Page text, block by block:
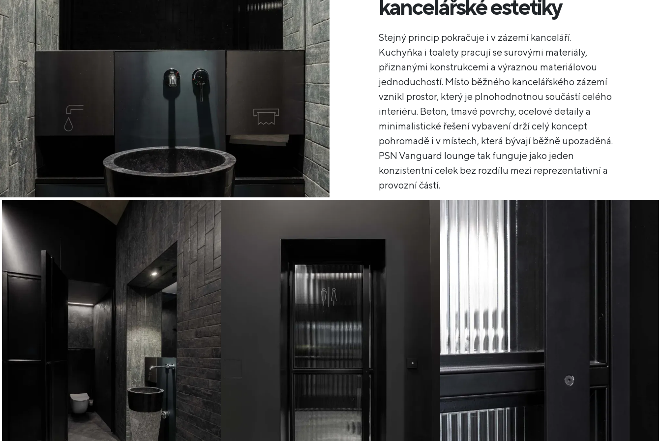
kancelářské estetiky
Stejný princip pokračuje i v zázemí kanceláří.
Kuchyňka i toalety pracují se surovými materiály,
přiznanými konstrukcemi a výraznou materiálovou
jednoduchostí. Místo běžného kancelářského zázemí
vznikl prostor, který je plnohodnotnou součástí celého
interiéru. Beton, tmavé povrchy, ocelové detaily a
minimalistické řešení vybavení drží celý koncept
pohromadě i v místech, která bývají běžně upozaděná.
PSN Vanguard lounge tak funguje jako jeden
konzistentní celek bez rozdílu mezi reprezentativní a
provozní částí.